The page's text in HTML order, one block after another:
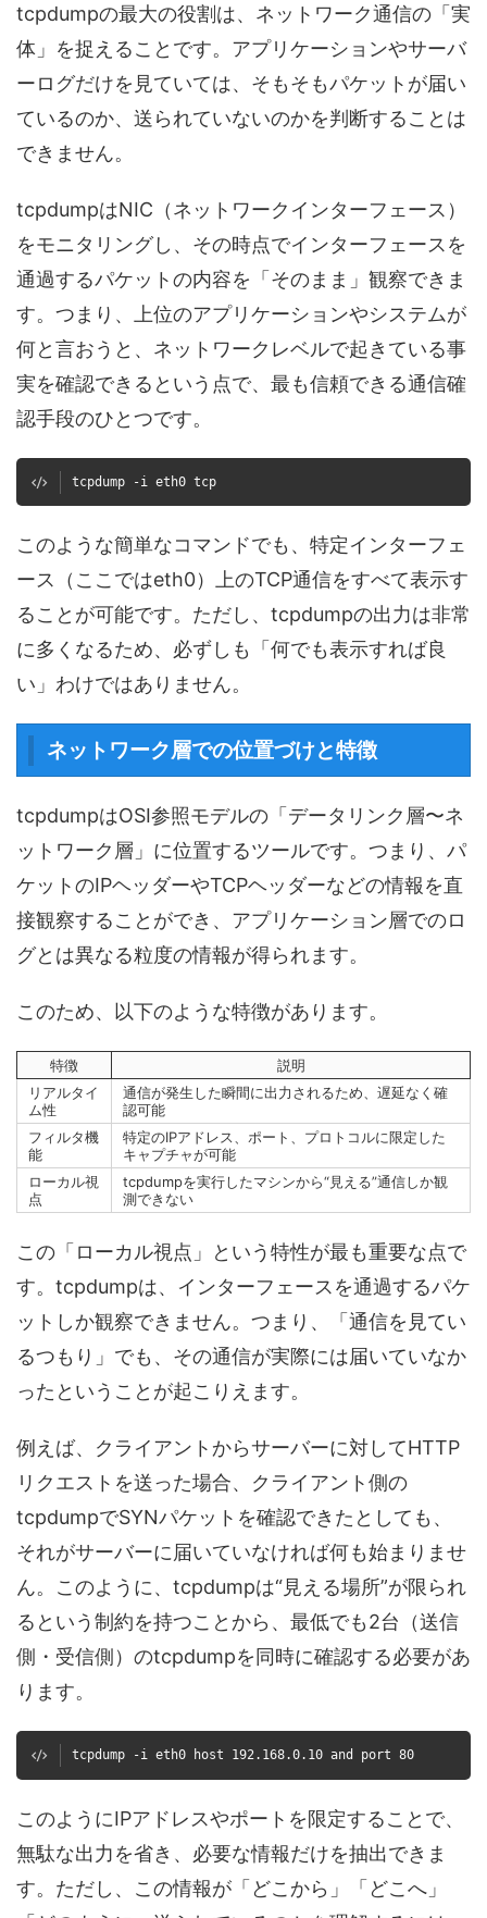
tcpdumpの最大の役割は、ネットワーク通信の「実
体」を捉えることです。アプリケーションやサーバ
ーログだけを見ていては、そもそもパケットが届い
ているのか、送られていないのかを判断することは
できません。
tcpdumpはNIC（ネットワークインターフェース）
をモニタリングし、その時点でインターフェースを
通過するパケットの内容を「そのまま」観察できま
す。つまり、上位のアプリケーションやシステムが
何と言おうと、ネットワークレベルで起きている事
実を確認できるという点で、最も信頼できる通信確
認手段のひとつです。
tcpdump -i eth0 tcp
このような簡単なコマンドでも、特定インターフェ
ース（ここではeth0）上のTCP通信をすべて表示す
ることが可能です。ただし、tcpdumpの出力は非常
に多くなるため、必ずしも「何でも表示すれば良
い」わけではありません。
ネットワーク層での位置づけと特徴
tcpdumpはOSI参照モデルの「データリンク層〜ネ
ットワーク層」に位置するツールです。つまり、パ
ケットのIPヘッダーやTCPヘッダーなどの情報を直
接観察することができ、アプリケーション層でのロ
グとは異なる粒度の情報が得られます。
このため、以下のような特徴があります。
特徴
説明
リアルタイ
ム性
通信が発生した瞬間に出力されるため、遅延なく確
認可能
フィルタ機
能
特定のIPアドレス、ポート、プロトコルに限定した
キャプチャが可能
ローカル視
点
tcpdumpを実行したマシンから“見える”通信しか観
測できない
この「ローカル視点」という特性が最も重要な点で
す。tcpdumpは、インターフェースを通過するパケ
ットしか観察できません。つまり、「通信を見てい
るつもり」でも、その通信が実際には届いていなか
ったということが起こりえます。
例えば、クライアントからサーバーに対してHTTP
リクエストを送った場合、クライアント側の
tcpdumpでSYNパケットを確認できたとしても、
それがサーバーに届いていなければ何も始まりませ
ん。このように、tcpdumpは“見える場所”が限られ
るという制約を持つことから、最低でも2台（送信
側・受信側）のtcpdumpを同時に確認する必要があ
ります。
tcpdump -i eth0 host 192.168.0.10 and port 80
このようにIPアドレスやポートを限定することで、
無駄な出力を省き、必要な情報だけを抽出できま
す。ただし、この情報が「どこから」「どこへ」